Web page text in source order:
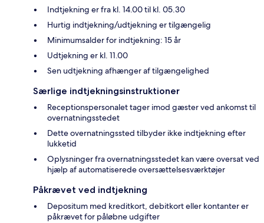
Indtjekning er fra kl. 14.00 til kl. 05.30
Hurtig indtjekning/udtjekning er tilgængelig
Minimumsalder for indtjekning: 15 år
Udtjekning er kl. 11.00
Sen udtjekning afhænger af tilgængelighed
Særlige indtjekningsinstruktioner
Receptionspersonalet tager imod gæster ved ankomst til
overnatningsstedet
Dette overnatningssted tilbyder ikke indtjekning efter
lukketid
Oplysninger fra overnatningsstedet kan være oversat ved
hjælp af automatiserede oversættelsesværktøjer
Påkrævet ved indtjekning
Depositum med kreditkort, debitkort eller kontanter er
påkrævet for påløbne udgifter